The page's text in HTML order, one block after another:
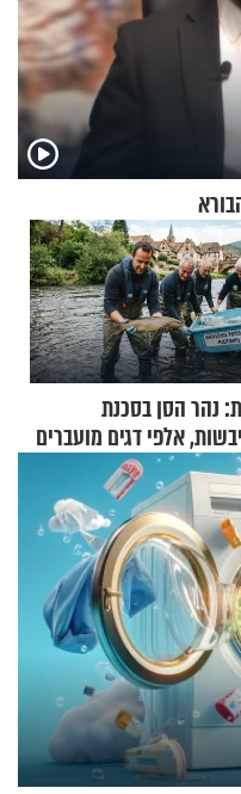
נהר הסן בסכנת
אלפי דגים מועברים
חילוץ